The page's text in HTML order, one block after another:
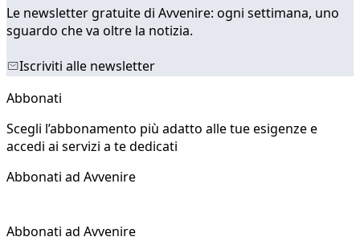
Le newsletter gratuite di Avvenire: ogni settimana, uno
sguardo che va oltre la notizia.
Iscriviti alle newsletter
Abbonati
Scegli l’abbonamento più adatto alle tue esigenze e
accedi ai servizi a te dedicati
Abbonati ad Avvenire
Abbonati ad Avvenire